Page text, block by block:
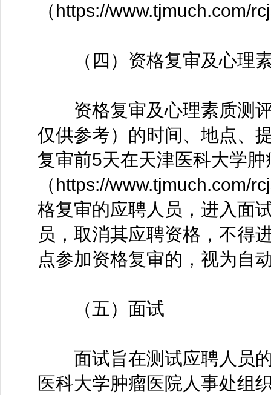
（https://www.tjmuch.com/
（四）资格复审及心理
资格复审及心理素质测评
仅供参考）的时间、地点、
复审前5天在天津医科大学肿
（https://www.tjmuch.com/
格复审的应聘人员，进入面
员，取消其应聘资格，不得
点参加资格复审的，视为自
（五）面试
面试旨在测试应聘人员的
医科大学肿瘤医院人事处组